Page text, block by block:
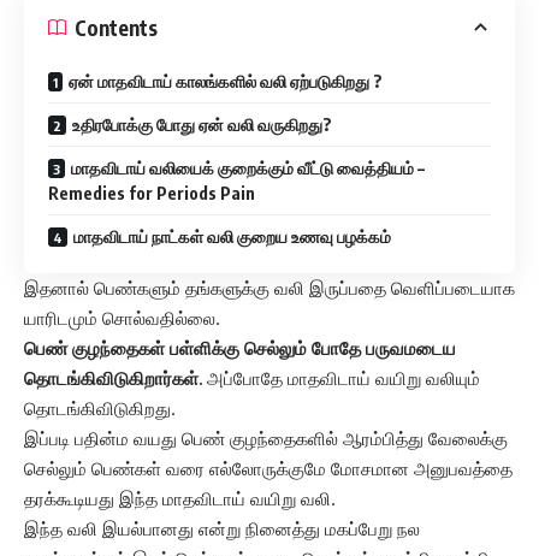
Contents
ஏன் மாதவிடாய் காலங்களில் வலி ஏற்படுகிறது ?
உதிரபோக்கு போது ஏன் வலி வருகிறது?
மாதவிடாய் வலியைக் குறைக்கும் வீட்டு வைத்தியம் –
Remedies for Periods Pain
மாதவிடாய் நாட்கள் வலி குறைய உணவு பழக்கம்
இதனால் பெண்களும் தங்களுக்கு வலி இருப்பதை வெளிப்படையாக
யாரிடமும் சொல்வதில்லை.
பெண் குழந்தைகள் பள்ளிக்கு செல்லும் போதே பருவமடைய
தொடங்கிவிடுகிறார்கள். அப்போதே மாதவிடாய் வயிறு வலியும்
தொடங்கிவிடுகிறது.
இப்படி பதின்ம வயது பெண் குழந்தைகளில் ஆரம்பித்து வேலைக்கு
செல்லும் பெண்கள் வரை எல்லோருக்குமே மோசமான அனுபவத்தை
தரக்கூடியது இந்த மாதவிடாய் வயிறு வலி.
இந்த வலி இயல்பானது என்று நினைத்து மகப்பேறு நல